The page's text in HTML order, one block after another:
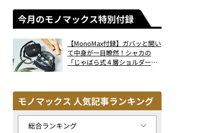
今月のモノマックス特別付録
【MonoMax付録】ガバッと開い
て中身が一目瞭然！シャカの
「じゃばら式４層ショルダーバ
モノマックス 人気記事ランキング